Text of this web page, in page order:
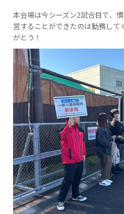
本会場は今シーズン2試合目で、
営することができたのは勤務して
がとう！